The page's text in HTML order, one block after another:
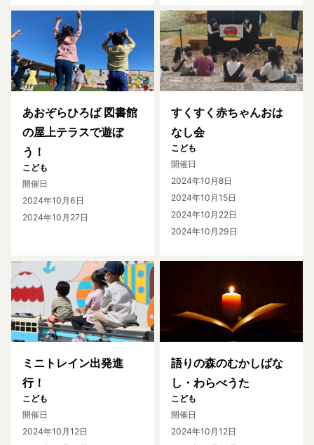
あおぞらひろば 図書館
の屋上テラスで遊ぼ
う！
こども
開催日
2024年10月6日
2024年10月27日
すくすく赤ちゃんおは
なし会
こども
開催日
2024年10月8日
2024年10月15日
2024年10月22日
2024年10月29日
ミニトレイン出発進
行！
こども
開催日
2024年10月12日
語りの森のむかしばな
し・わらべうた
こども
開催日
2024年10月12日